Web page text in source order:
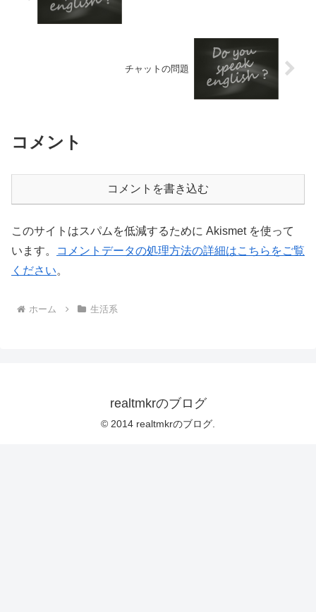
チャットの問題
コメント
コメントを書き込む
このサイトはスパムを低減するために Akismet を使って
います。
コメントデータの処理方法の詳細はこちらをご覧
ください。
ホーム 生活系
realtmkrのブログ
© 2014 realtmkrのブログ.